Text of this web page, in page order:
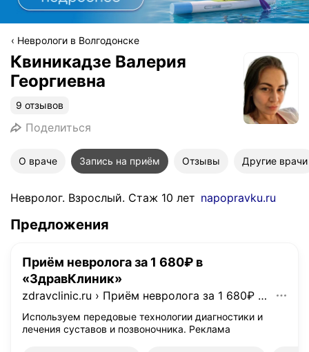
Неврологи в Волгодонске
Квиникадзе Валерия
Георгиевна
9 отзывов
Поделиться
О враче Запись на приём Отзывы Другие врачи
Невролог. Взрослый. Стаж 10 лет napopravku.ru
Предложения
Приём невролога за 1 680₽ в
«ЗдравКлиник»
zdravclinic.ru › Приём невролога за 1 680₽ в «ЗдравКлиник»
Используем передовые технологии диагностики и
лечения суставов и позвоночника. Реклама